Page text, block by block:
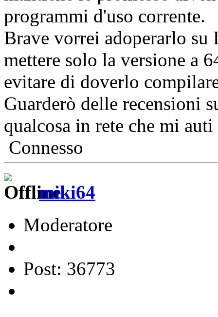
programmi d'uso corrente.
Brave vorrei adoperarlo
mettere solo la versione a
evitare di doverlo
Guarderò delle recensioni
qualcosa in rete che mi auti
Connesso
miki64
Moderatore
Post: 36773